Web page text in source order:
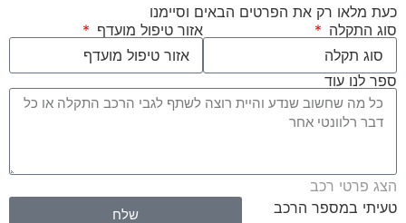
כעת מלאו רק את הפרטים הבאים וסיימנו
סוג התקלה
אזור טיפול מועדף
ספר לנו עוד
הצג פרטי רכב
טעיתי במספר הרכב
שלח